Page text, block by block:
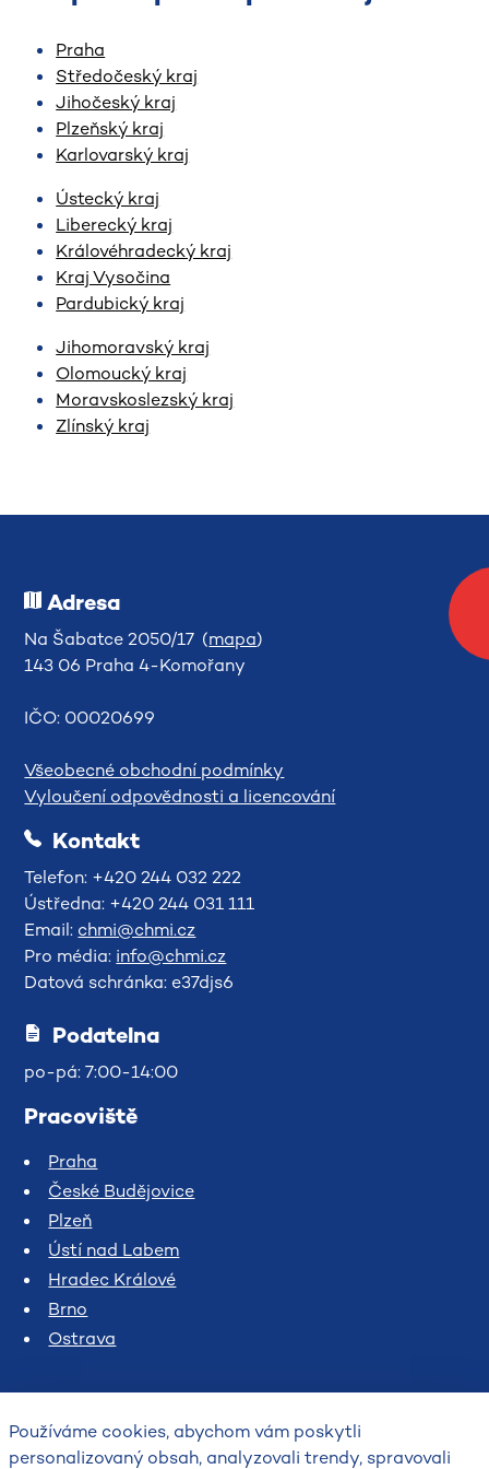
Praha
Středočeský kraj
Jihočeský kraj
Plzeňský kraj
Karlovarský kraj
Ústecký kraj
Liberecký kraj
Královéhradecký kraj
Kraj Vysočina
Pardubický kraj
Jihomoravský kraj
Olomoucký kraj
Moravskoslezský kraj
Zlínský kraj
Adresa
Na Šabatce 2050/17 (mapa)
143 06 Praha 4-Komořany
IČO: 00020699
Všeobecné obchodní podmínky
Vyloučení odpovědnosti a licencování
Kontakt
Telefon: +420 244 032 222
Ústředna: +420 244 031 111
Email: chmi@chmi.cz
Pro média: info@chmi.cz
Datová schránka: e37djs6
Podatelna
po-pá: 7:00-14:00
Pracoviště
Praha
České Budějovice
Plzeň
Ústí nad Labem
Hradec Králové
Brno
Ostrava
Používáme cookies, abychom vám poskytli
personalizovaný obsah, analyzovali trendy, spravovali